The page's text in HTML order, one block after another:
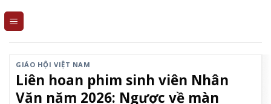
GIÁO HỘI VIỆT NAM
Liên hoan phim sinh viên Nhân
Văn năm 2026: Ngược về màn